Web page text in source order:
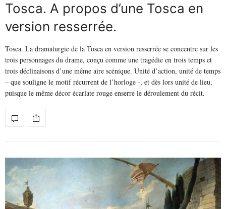
Tosca. A propos d’une Tosca en
version resserrée.
Tosca. La dramaturgie de la Tosca en version resserrée se concentre sur les
trois personnages du drame, conçu comme une tragédie en trois temps et
trois déclinaisons d’une même aire scénique. Unité d’action, unité de temps
– que souligne le motif récurrent de l’horloge -, et dès lors unité de lieu,
puisque le même décor écarlate rouge enserre le déroulement du récit.